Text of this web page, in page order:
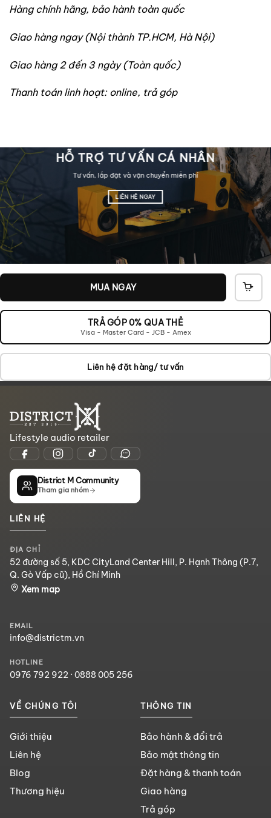
Hàng chính hãng, bảo hành toàn quốc
Giao hàng ngay (Nội thành TP.HCM, Hà Nội)
Giao hàng 2 đến 3 ngày (Toàn quốc)
Thanh toán linh hoạt: online, trả góp
HỖ TRỢ TƯ VẤN CÁ NHÂN
Tư vấn, lắp đặt và vận chuyển miễn phí
LIÊN HỆ NGAY
MUA NGAY
VÀO
TRẢ GÓP 0% QUA THẺ
Visa - Master Card - JCB - Amex
Liên hệ đặt hàng/ tư vấn
Lifestyle audio retailer
District M Community
Tham gia nhóm
LIÊN HỆ
ĐỊA CHỈ
52 đường số 5, KDC CityLand Center Hill, P. Hạnh Thông (P.7,
Q. Gò Vấp cũ), Hồ Chí Minh
Xem map
EMAIL
info@districtm.vn
HOTLINE
0976 792 922 · 0888 005 256
VỀ CHÚNG TÔI
Giới thiệu
Liên hệ
Blog
Thương hiệu
THÔNG TIN
Bảo hành & đổi trả
Bảo mật thông tin
Đặt hàng & thanh toán
Giao hàng
Trả góp